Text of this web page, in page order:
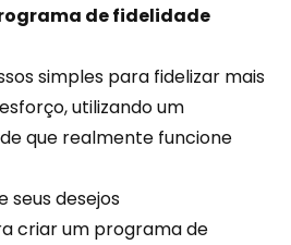
de fidelidade
simples para fidelizar mais
utilizando um
que realmente funcione
seus desejos
criar um programa de